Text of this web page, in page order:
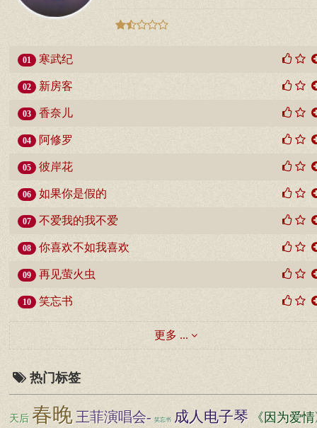
01 寒武纪
02 新房客
03 香奈儿
04 阿修罗
05 彼岸花
06 如果你是假的
07 不爱我的我不爱
08 你喜欢不如我喜欢
09 再见萤火虫
10 笑忘书
更多 ...
热门标签
天后 春晚 王菲演唱会- 笑忘书 成人电子琴 《因为爱